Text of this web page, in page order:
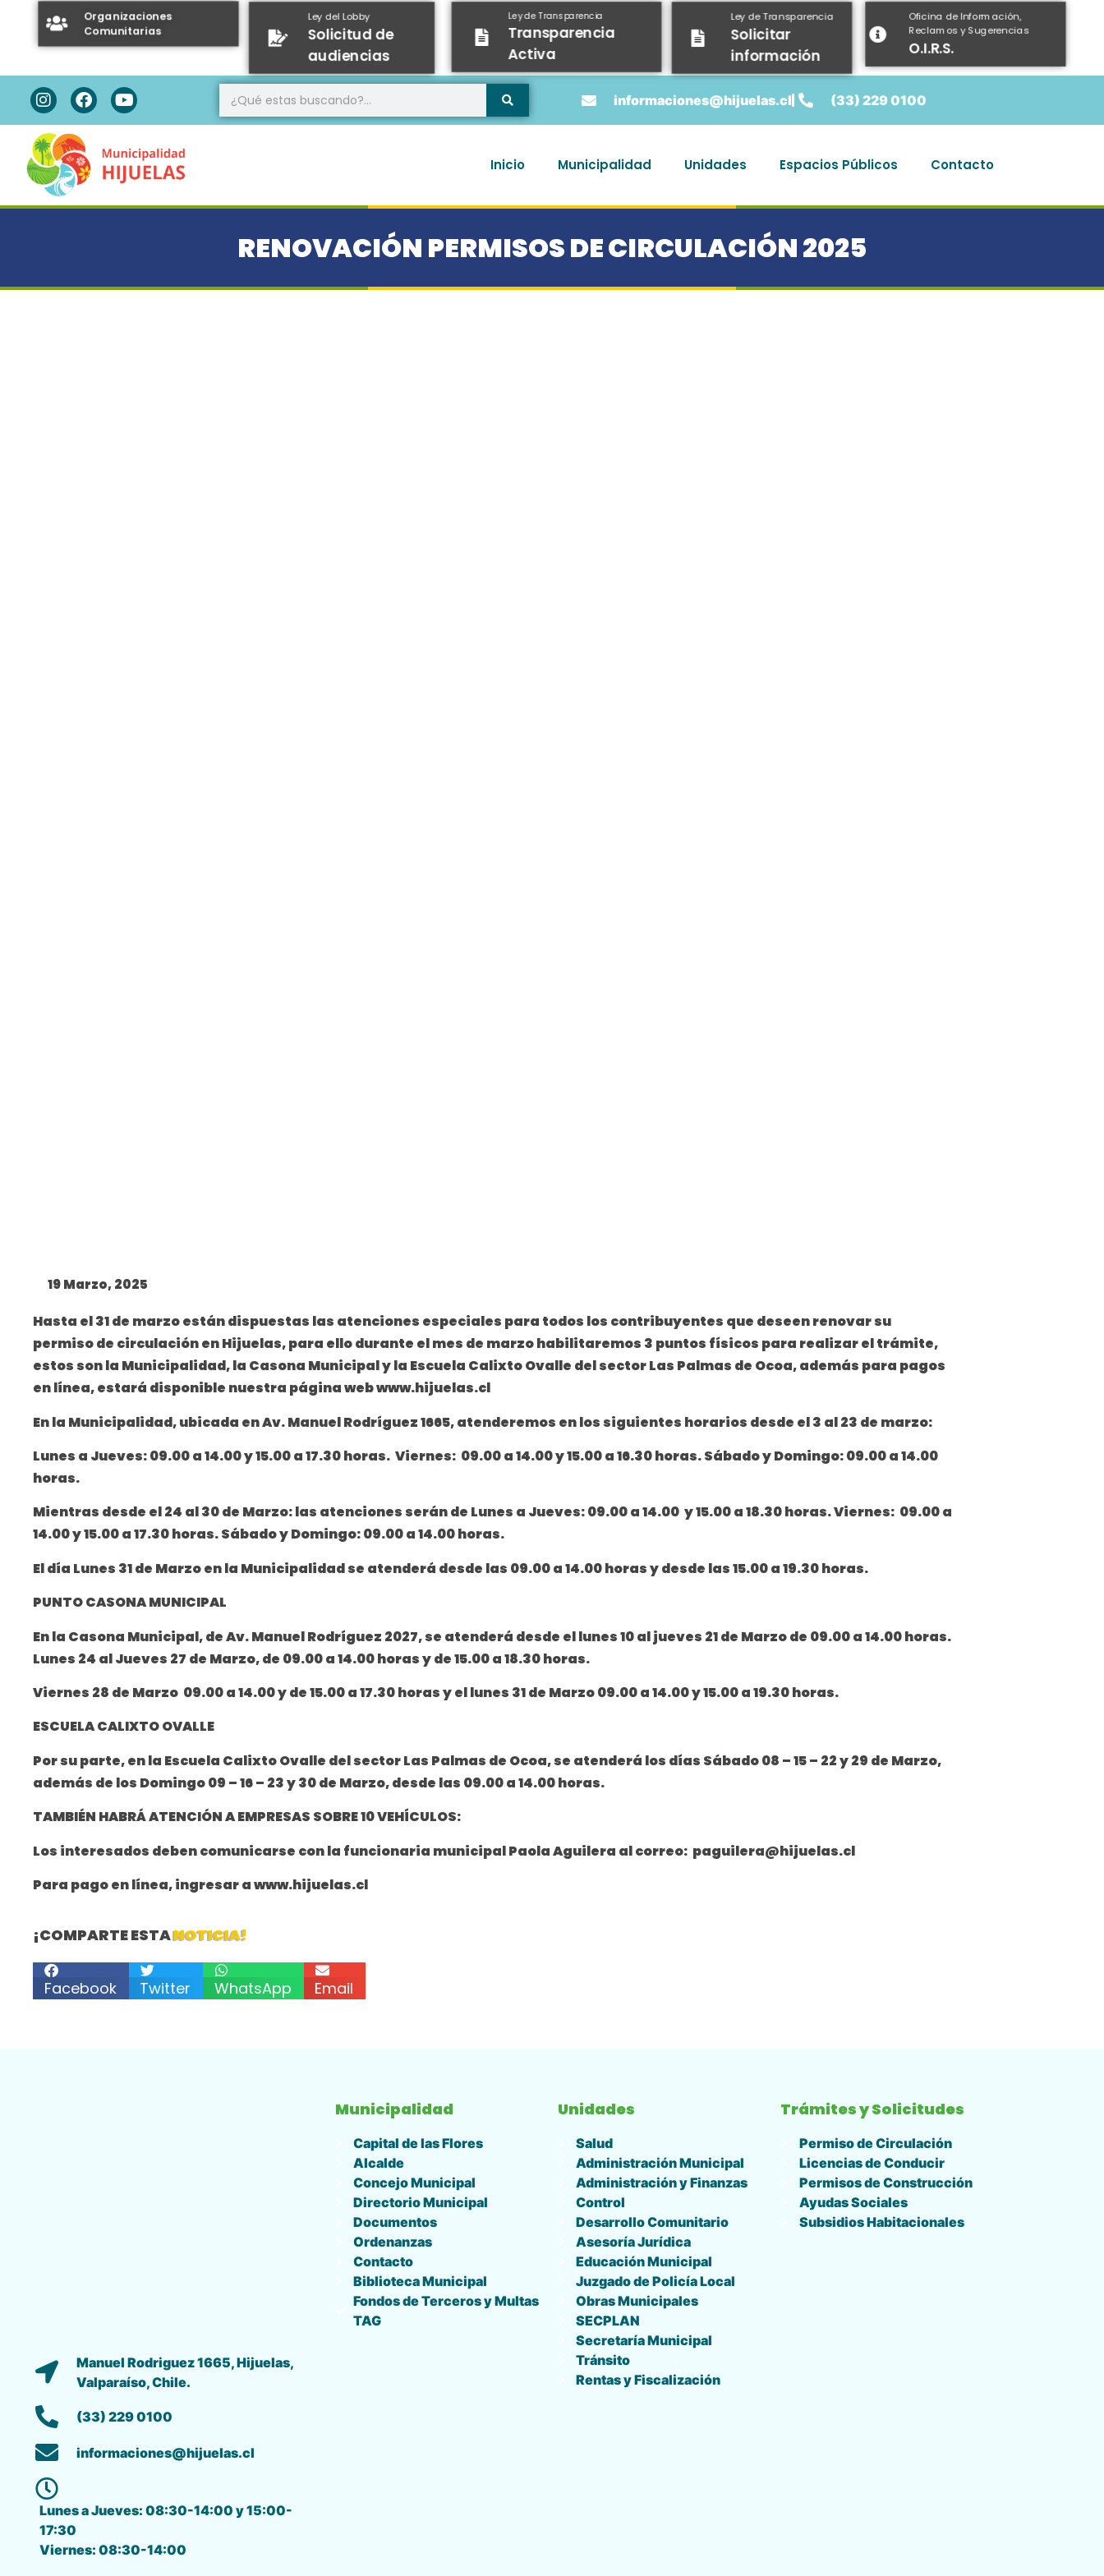
Organizaciones
Comunitarias
Ley del Lobby
Solicitud de
audiencias
Ley de Transparencia
Transparencia
Activa
Ley de Transparencia
Solicitar
información
Oficina de Información,
Reclamos y Sugerencias
O.I.R.S.
informaciones@hijuelas.cl (33) 229 0100
Inicio Municipalidad Unidades Espacios Públicos Contacto
RENOVACIÓN PERMISOS DE CIRCULACIÓN 2025
19 Marzo, 2025
Hasta el 31 de marzo están dispuestas las atenciones especiales para todos los contribuyentes que deseen renovar su
permiso de circulación en Hijuelas, para ello durante el mes de marzo habilitaremos 3 puntos físicos para realizar el trámite,
estos son la Municipalidad, la Casona Municipal y la Escuela Calixto Ovalle del sector Las Palmas de Ocoa, además para pagos
en línea, estará disponible nuestra página web www.hijuelas.cl
En la Municipalidad, ubicada en Av. Manuel Rodríguez 1665, atenderemos en los siguientes horarios desde el 3 al 23 de marzo:
Lunes a Jueves: 09.00 a 14.00 y 15.00 a 17.30 horas. Viernes: 09.00 a 14.00 y 15.00 a 16.30 horas. Sábado y Domingo: 09.00 a 14.00
horas.
Mientras desde el 24 al 30 de Marzo: las atenciones serán de Lunes a Jueves: 09.00 a 14.00 y 15.00 a 18.30 horas. Viernes: 09.00 a
14.00 y 15.00 a 17.30 horas. Sábado y Domingo: 09.00 a 14.00 horas.
El día Lunes 31 de Marzo en la Municipalidad se atenderá desde las 09.00 a 14.00 horas y desde las 15.00 a 19.30 horas.
PUNTO CASONA MUNICIPAL
En la Casona Municipal, de Av. Manuel Rodríguez 2027, se atenderá desde el lunes 10 al jueves 21 de Marzo de 09.00 a 14.00 horas.
Lunes 24 al Jueves 27 de Marzo, de 09.00 a 14.00 horas y de 15.00 a 18.30 horas.
Viernes 28 de Marzo 09.00 a 14.00 y de 15.00 a 17.30 horas y el lunes 31 de Marzo 09.00 a 14.00 y 15.00 a 19.30 horas.
ESCUELA CALIXTO OVALLE
Por su parte, en la Escuela Calixto Ovalle del sector Las Palmas de Ocoa, se atenderá los días Sábado 08 – 15 – 22 y 29 de Marzo,
además de los Domingo 09 – 16 – 23 y 30 de Marzo, desde las 09.00 a 14.00 horas.
TAMBIÉN HABRÁ ATENCIÓN A EMPRESAS SOBRE 10 VEHÍCULOS:
Los interesados deben comunicarse con la funcionaria municipal Paola Aguilera al correo: paguilera@hijuelas.cl
Para pago en línea, ingresar a www.hijuelas.cl
¡COMPARTE ESTANOTICIA!
Facebook Twitter WhatsApp Email
Manuel Rodriguez 1665, Hijuelas,
Valparaíso, Chile.
(33) 229 0100
informaciones@hijuelas.cl
Lunes a Jueves: 08:30-14:00 y 15:00-
17:30
Viernes: 08:30-14:00
Municipalidad
Capital de las Flores
Alcalde
Concejo Municipal
Directorio Municipal
Documentos
Ordenanzas
Contacto
Biblioteca Municipal
Fondos de Terceros y Multas
TAG
Unidades
Salud
Administración Municipal
Administración y Finanzas
Control
Desarrollo Comunitario
Asesoría Jurídica
Educación Municipal
Juzgado de Policía Local
Obras Municipales
SECPLAN
Secretaría Municipal
Tránsito
Rentas y Fiscalización
Trámites y Solicitudes
Permiso de Circulación
Licencias de Conducir
Permisos de Construcción
Ayudas Sociales
Subsidios Habitacionales